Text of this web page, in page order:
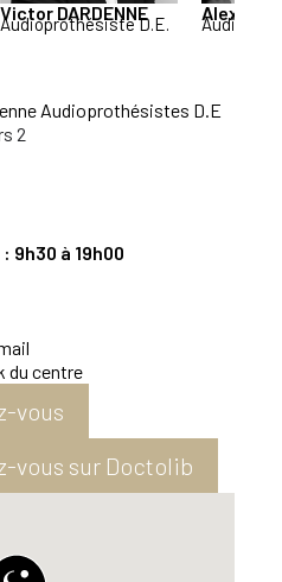
Victor DARDENNE
Audioprothésiste D.E.
Audioprothésistes D.E
2
9h30 à 19h00
du centre
vous
vous sur Doctolib